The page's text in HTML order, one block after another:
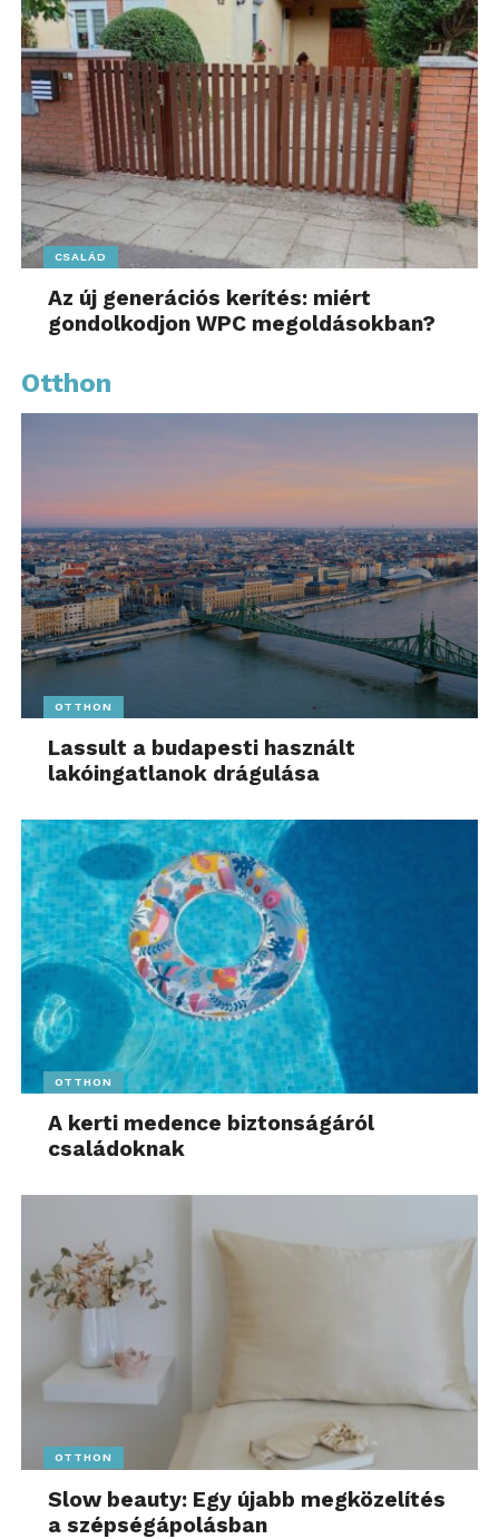
CSALÁD
Az új generációs kerítés: miért
gondolkodjon WPC megoldásokban?
Otthon
OTTHON
Lassult a budapesti használt
lakóingatlanok drágulása
OTTHON
A kerti medence biztonságáról
családoknak
OTTHON
Slow beauty: Egy újabb megközelítés
a szépségápolásban